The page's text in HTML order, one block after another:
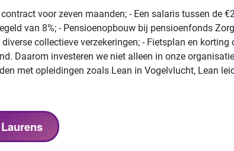
voor zeven maanden; - Een salaris tussen de
van 8%; - Pensioenopbouw bij pensioenfonds
collectieve verzekeringen; - Fietsplan en
Daarom investeren we niet alleen in onze
met opleidingen zoals Lean in Vogelvlucht, Lean